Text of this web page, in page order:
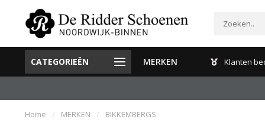
CATEGORIEËN MERKEN
Gratis verzenden en retour binnen Nederland Klanten
Home / MERKEN / BIKKEMBERGS